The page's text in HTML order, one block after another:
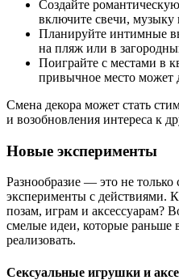
Создайте
включите свечи, музыку
Планируйте интимные
на пляж или в
Поиграйте с местами в
привычное место может
Смена декора может стать
и возобновления интереса к
Новые эксперименты
Разнообразие — это не только
эксперименты с действиями.
позам, играм и аксессуарам?
смелые идеи, которые раньше
реализовать.
Сексуальные игрушки и